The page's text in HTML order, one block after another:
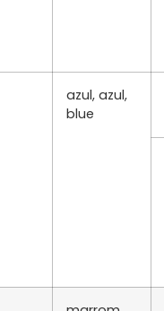
azul, azul,
blue